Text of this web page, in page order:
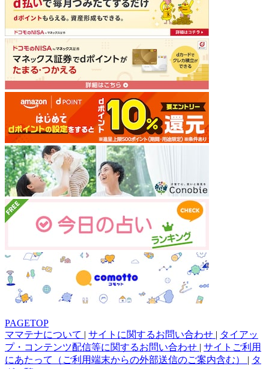
PAGETOP
ママテナについて | サイトに関するお問い合わせ | タイアッ
プ・コンテンツ配信等に関するお問い合わせ | サイトご利用
にあたって（ご利用端末からの外部送信のご案内含む） | タ